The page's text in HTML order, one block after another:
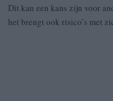
Dit kan een kans zijn voor
het brengt ook risico’s met